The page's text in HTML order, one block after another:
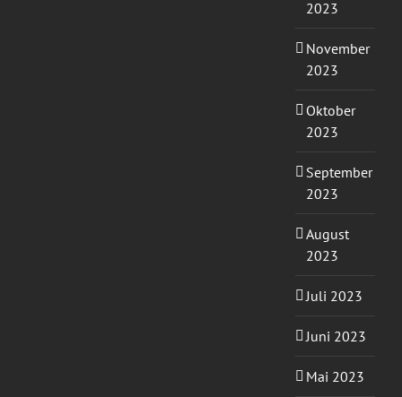
2023
November
2023
Oktober
2023
September
2023
August
2023
Juli 2023
Juni 2023
Mai 2023